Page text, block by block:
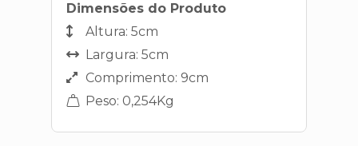
Dimensões do Produto
Altura: 5cm
Largura: 5cm
Comprimento: 9cm
Peso: 0,254Kg